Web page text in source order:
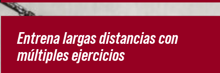
Entrena largas distancias con
múltiples ejercicios